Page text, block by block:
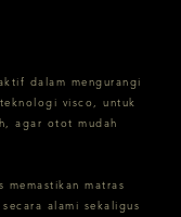
dalam mengurangi
visco, untuk
agar otot mudah
memastikan matras
alami sekaligus